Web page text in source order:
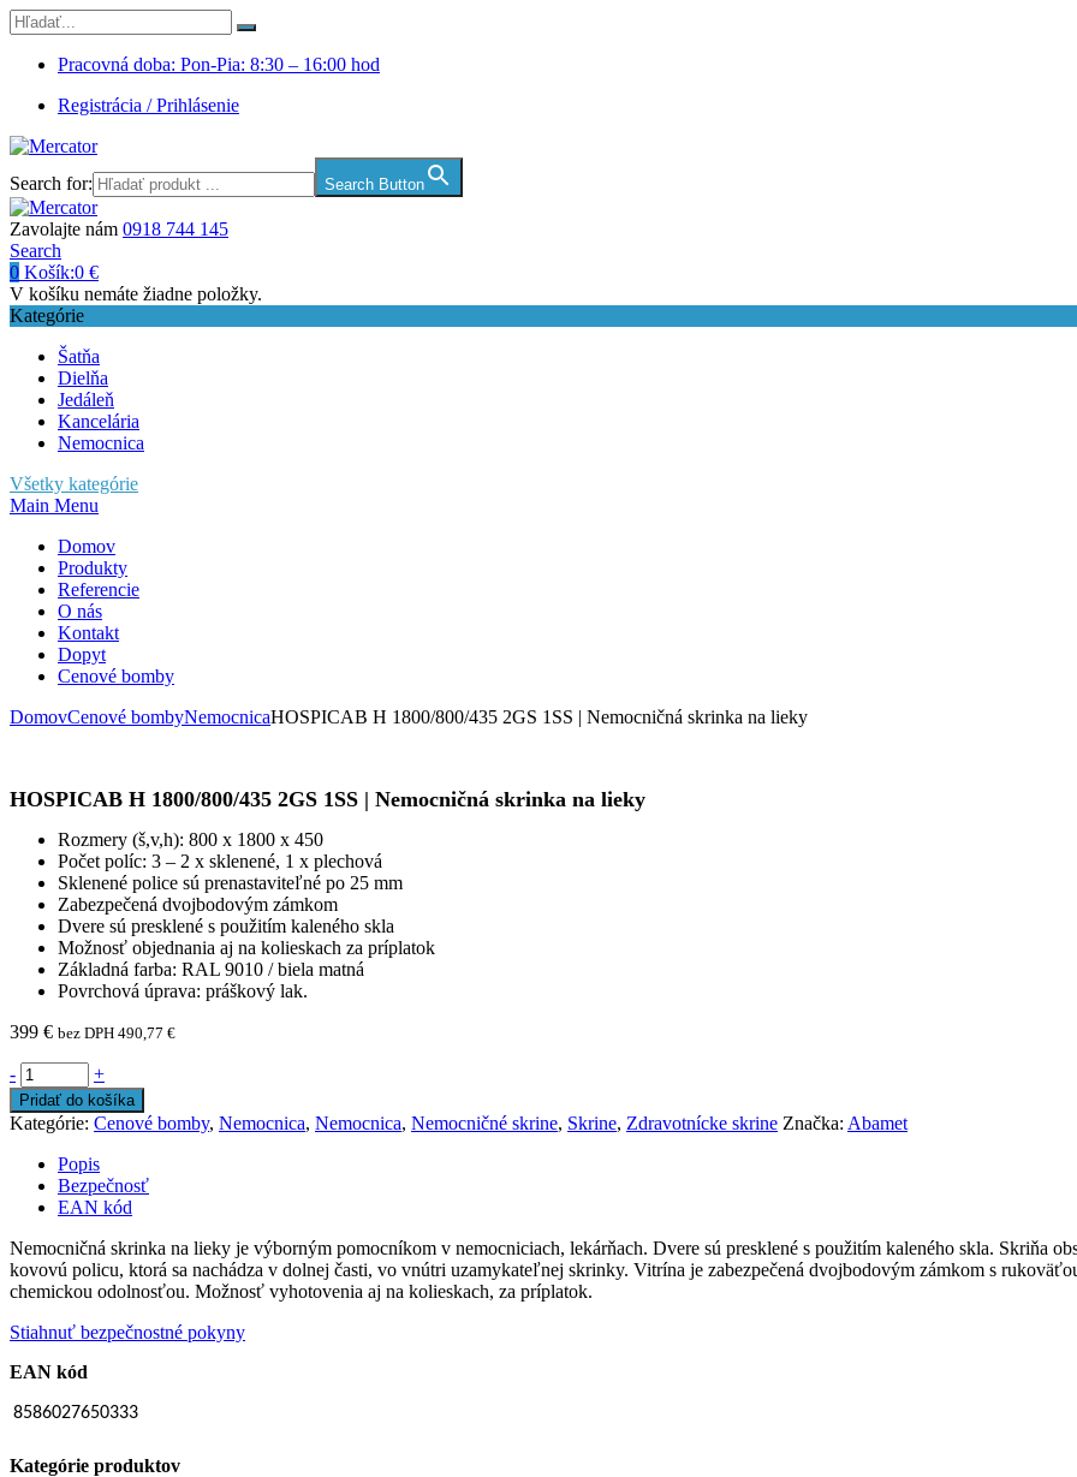
Pracovná doba: Pon-Pia: 8:30 – 16:00 hod
Registrácia / Prihlásenie
Search for: Search Button
Zavolajte nám 0918 744 145
Search
0 Košík:0 €
V košíku nemáte žiadne položky.
Kategórie
Šatňa
Dielňa
Jedáleň
Kancelária
Nemocnica
Všetky kategórie
Main Menu
Domov
Produkty
Referencie
O nás
Kontakt
Dopyt
Cenové bomby
DomovCenové bombyNemocnicaHOSPICAB H 1800/800/435 2GS 1SS | Nemocničná skrinka na lieky
HOSPICAB H 1800/800/435 2GS 1SS | Nemocničná skrinka na lieky
Rozmery (š,v,h): 800 x 1800 x 450
Počet políc: 3 – 2 x sklenené, 1 x plechová
Sklenené police sú prenastaviteľné po 25 mm
Zabezpečená dvojbodovým zámkom
Dvere sú presklené s použitím kaleného skla
Možnosť objednania aj na kolieskach za príplatok
Základná farba: RAL 9010 / biela matná
Povrchová úprava: práškový lak.
399 € bez DPH 490,77 €
- +
Pridať do košíka
Kategórie: Cenové bomby, Nemocnica, Nemocnica, Nemocničné skrine, Skrine, Zdravotnícke skrine Značka: Abamet
Popis
Bezpečnosť
EAN kód
Nemocničná skrinka na lieky je výborným pomocníkom v nemocniciach, lekárňach. Dvere sú presklené s použitím kaleného skla. Skriňa
kovovú policu, ktorá sa nachádza v dolnej časti, vo vnútri uzamykateľnej skrinky. Vitrína je zabezpečená dvojbodovým zámkom s
chemickou odolnosťou. Možnosť vyhotovenia aj na kolieskach, za príplatok.
Stiahnuť bezpečnostné pokyny
EAN kód
8586027650333
Kategórie produktov